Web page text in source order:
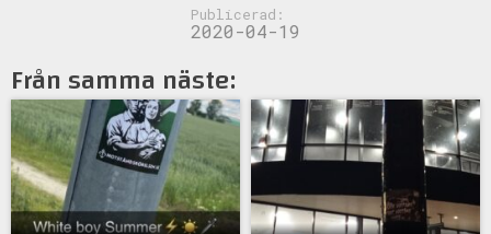
Publicerad:
2020-04-19
Från samma näste: